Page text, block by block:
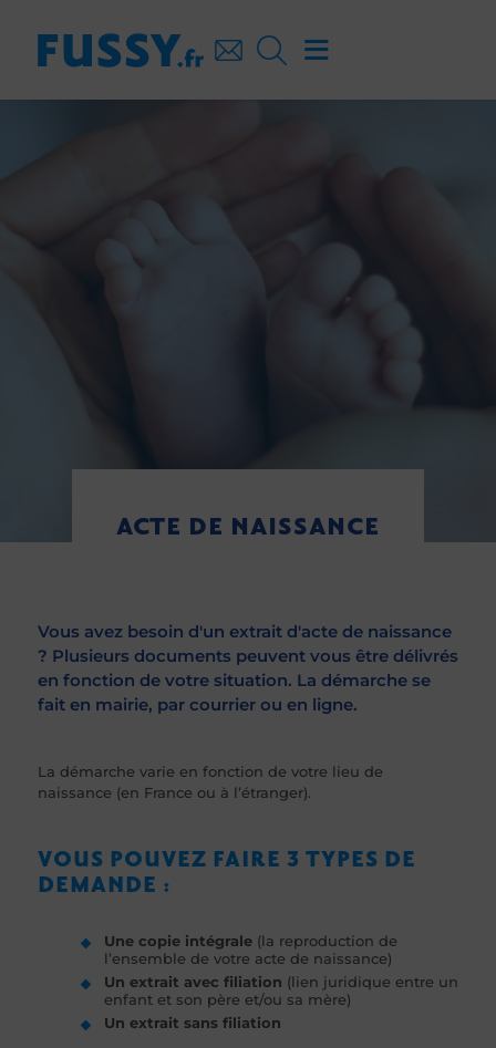
ACTE DE NAISSANCE
Vous avez besoin d'un extrait d'acte de naissance
? Plusieurs documents peuvent vous être délivrés
en fonction de votre situation. La démarche se
fait en mairie, par courrier ou en ligne.
La démarche varie en fonction de votre lieu de
naissance (en France ou à l’étranger).
VOUS POUVEZ FAIRE 3 TYPES DE
DEMANDE :
Une copie intégrale (la reproduction de
l’ensemble de votre acte de naissance)
Un extrait avec filiation (lien juridique entre un
enfant et son père et/ou sa mère)
Un extrait sans filiation